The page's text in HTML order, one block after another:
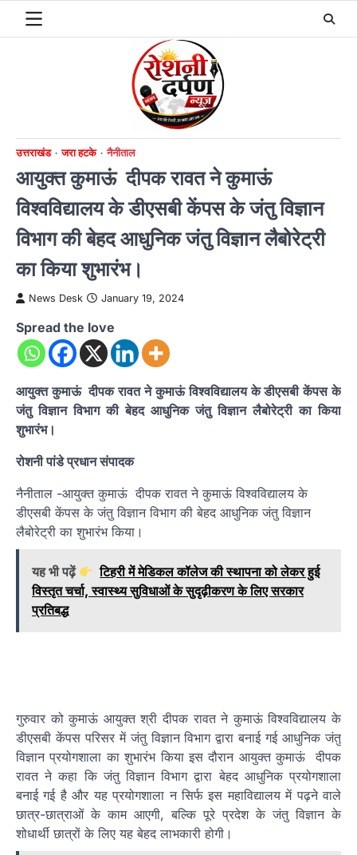
उत्तराखंड जरा हटके नैनीताल
आयुक्त कुमाऊं दीपक रावत ने कुमाऊं
विश्वविद्यालय के डीएसबी केंपस के जंतु विज्ञान
विभाग की बेहद आधुनिक जंतु विज्ञान लैबोरेट्री
का किया शुभारंभ।
News Desk January 19, 2024
Spread the love
आयुक्त कुमाऊं दीपक रावत ने कुमाऊं विश्वविद्यालय के डीएसबी केंपस के
जंतु विज्ञान विभाग की बेहद आधुनिक जंतु विज्ञान लैबोरेट्री का किया
शुभारंभ।
रोशनी पांडे प्रधान संपादक
नैनीताल -आयुक्त कुमाऊं दीपक रावत ने कुमाऊं विश्वविद्यालय के
डीएसबी केंपस के जंतु विज्ञान विभाग की बेहद आधुनिक जंतु विज्ञान
लैबोरेट्री का शुभारंभ किया।
यह भी पढ़ें
टिहरी में मेडिकल कॉलेज की स्थापना को लेकर हुई
विस्तृत चर्चा, स्वास्थ्य सुविधाओं के सुदृढ़ीकरण के लिए सरकार
प्रतिबद्ध
गुरुवार को कुमाऊं आयुक्त श्री दीपक रावत ने कुमाऊं विश्वविद्यालय के
डीएसबी केंपस परिसर में जंतु विज्ञान विभाग द्वारा बनाई गई आधुनिक जंतु
विज्ञान प्रयोगशाला का शुभारंभ किया इस दौरान आयुक्त कुमाऊं दीपक
रावत ने कहा कि जंतु विज्ञान विभाग द्वारा बेहद आधुनिक प्रयोगशाला
बनाई गई है और यह प्रयोगशाला न सिर्फ इस महाविद्यालय में पढ़ने वाले
छात्र-छात्राओं के काम आएगी, बल्कि पूरे प्रदेश के जंतु विज्ञान के
शोधार्थी छात्रों के लिए यह बेहद लाभकारी होगी।